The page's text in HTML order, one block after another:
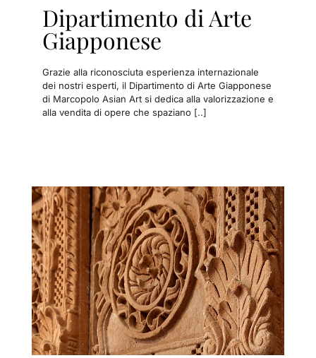
Dipartimento di Arte
Giapponese
Grazie alla riconosciuta esperienza internazionale
dei nostri esperti, il Dipartimento di Arte Giapponese
di Marcopolo Asian Art si dedica alla valorizzazione e
alla vendita di opere che spaziano [..]